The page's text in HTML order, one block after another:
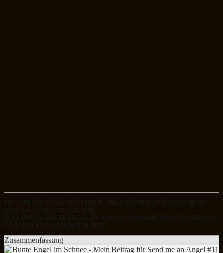
TEXT: BUNTE ENGEL IM SCHNEE – MEIN BEITRAG FÜR SEND ME AN
ANGEL #11 ©TRAUMALBUM.DE
ALLE FOTOS: BUNTE ENGEL IM SCHNEE – MEIN BEITRAG FÜR SEND ME
AN ANGEL #11 ©TRAUMALBUM.DE
Zusammenfassung